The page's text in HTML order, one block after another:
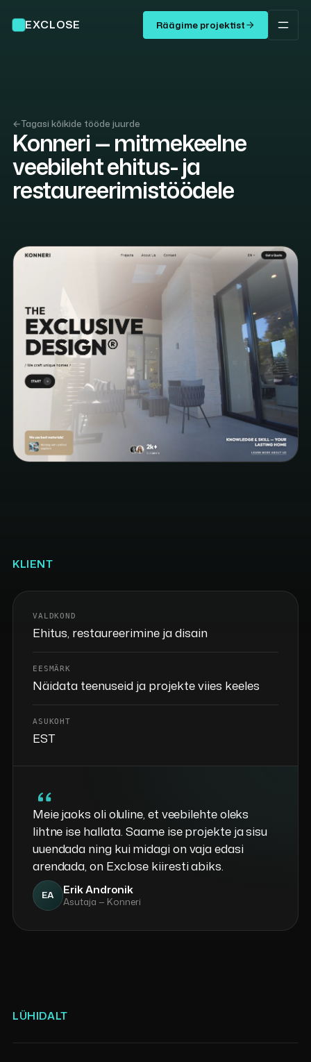
EXCLOSE Räägime projektist
←Tagasi kõikide tööde juurde
Konneri — mitmekeelne
veebileht ehitus- ja
restaureerimistöödele
KLIENT
VALDKOND
Ehitus, restaureerimine ja disain
EESMÄRK
Näidata teenuseid ja projekte viies keeles
ASUKOHT
EST
Meie jaoks oli oluline, et veebilehte oleks
lihtne ise hallata. Saame ise projekte ja sisu
uuendada ning kui midagi on vaja edasi
arendada, on Exclose kiiresti abiks.
EA Erik Andronik
Asutaja — Konneri
LÜHIDALT